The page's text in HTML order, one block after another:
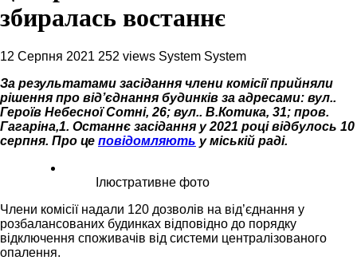
збиралась востаннє
12 Серпня 2021 252 views System System
За результатами засідання члени комісії прийняли
рішення про від’єднання будинків за адресами: вул..
Героїв Небесної Сотні, 26; вул.. В.Котика, 31; пров.
Гагаріна,1. Останнє засідання у 2021 році відбулось 10
серпня. Про це повідомляють у міській раді.
Ілюстративне фото
Члени комісії надали 120 дозволів на від’єднання у
розбалансованих будинках відповідно до порядку
відключення споживачів від системи централізованого
опалення.